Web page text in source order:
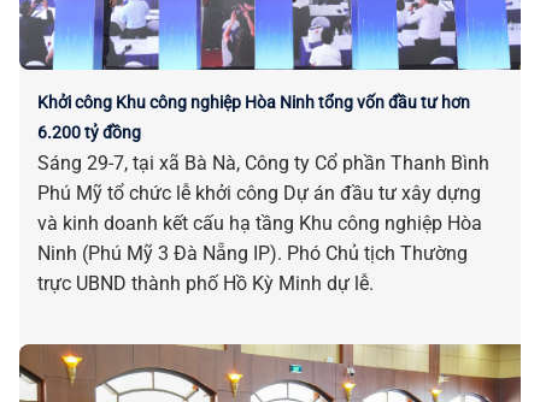
Khởi công Khu công nghiệp Hòa Ninh tổng vốn đầu tư hơn
6.200 tỷ đồng
Sáng 29-7, tại xã Bà Nà, Công ty Cổ phần Thanh Bình
Phú Mỹ tổ chức lễ khởi công Dự án đầu tư xây dựng
và kinh doanh kết cấu hạ tầng Khu công nghiệp Hòa
Ninh (Phú Mỹ 3 Đà Nẵng IP). Phó Chủ tịch Thường
trực UBND thành phố Hồ Kỳ Minh dự lễ.